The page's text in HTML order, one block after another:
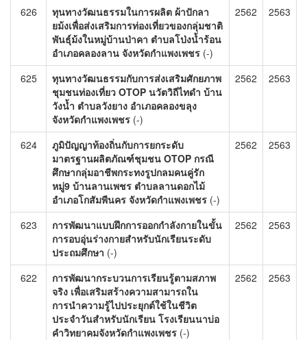
626
ทุนทางวัฒนธรรมในการผลิต ผ้าปักลา
ยม้งเพื่อส่งเสริมการท่องเที่ยวของกลุ่มชาติ
พันธุ์ม้งในหมู่บ้านป่าคา ตำบลโป่งน้ำร้อน
อำเภอคลองลาน จังหวัดกำแพงเพชร (-)
2562 2563
625
ทุนทางวัฒนธรรมกับการส่งเสริมศักยภาพ
ชุมชนท่องเที่ยว OTOP นวัตวิถีไทดำ บ้าน
วังน้ำ ตำบลวังยาง อำเภอคลองขลุง
จังหวัดกำแพงเพชร (-)
2562 2563
624
ภูมิปัญญาท้องถิ่นกับการยกระดับ
มาตรฐานผลิตภัณฑ์ชุมชน OTOP กรณี
ศึกษากลุ่มอาชีพกระทงรูปกลมคนคู่รัก
หมู่9 บ้านลานเพชร ตำบลลานดอกไม้
อำเภอโกสัมพีนคร จังหวัดกำแพงเพชร (-)
2562 2563
623
การพัฒนาแบบฝึกการออกกำลังกายในขั้น
การอบอุ่นร่างกายสำหรับนักเรียนระดับ
ประถมศึกษา (-)
2562 2563
622
การพัฒนากระบวนการเรียนรู้ตามสภาพ
จริง เพื่อเสริมสร้างความสามารถใน
การนำความรู้ไปประยุกต์ใช้ในชีวิต
ประจำวันสำหรับนักเรียน โรงเรียนนาบ่อ
คำวิทยาคมจังหวัดกำแพงเพชร (-)
2562 2563